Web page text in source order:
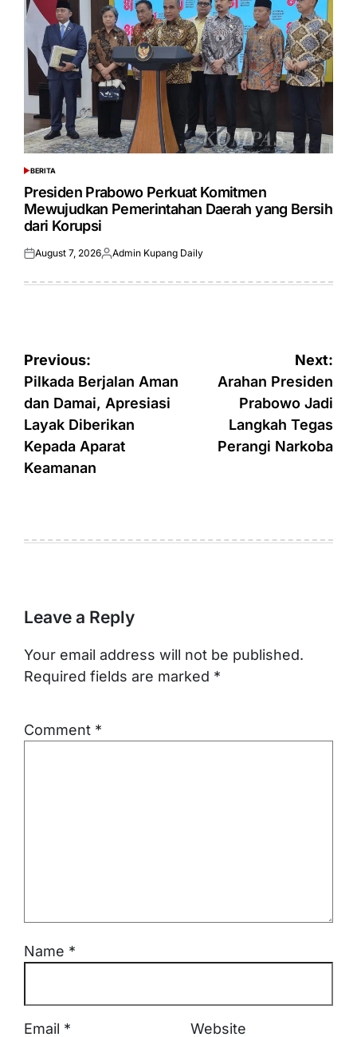
POSTED
IN
BERITA
Presiden Prabowo Perkuat Komitmen
Mewujudkan Pemerintahan Daerah yang Bersih
dari Korupsi
Posted
August 7, 2026Posted
Admin Kupang Daily
Post
navigation
Previous:
Pilkada Berjalan Aman
dan Damai, Apresiasi
Layak Diberikan
Kepada Aparat
Keamanan
Next:
Arahan Presiden
Prabowo Jadi
Langkah Tegas
Perangi Narkoba
Leave a Reply
Your email address will not be published.
Required fields are marked *
Comment *
Name *
Email * Website